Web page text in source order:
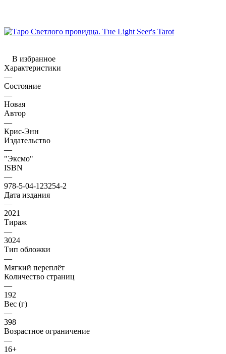
В избранное
Характеристики
—
Состояние
—
Новая
Автор
—
Крис-Энн
Издательство
—
"Эксмо"
ISBN
—
978-5-04-123254-2
Дата издания
—
2021
Тираж
—
3024
Тип обложки
—
Мягкий переплёт
Количество страниц
—
192
Вес (г)
—
398
Возрастное ограничение
—
16+